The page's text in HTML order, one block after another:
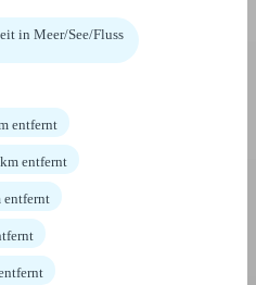
in Meer/See/Fluss
entfernt
entfernt